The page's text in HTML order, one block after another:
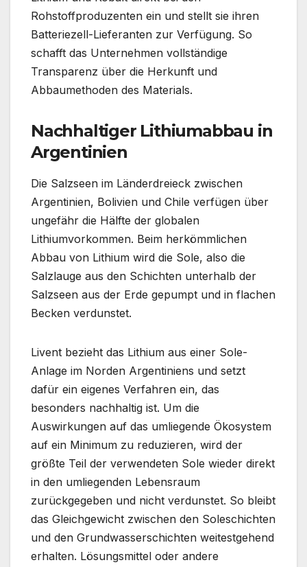
Rohstoffproduzenten ein und stellt sie ihren
Batteriezell-Lieferanten zur Verfügung. So
schafft das Unternehmen vollständige
Transparenz über die Herkunft und
Abbaumethoden des Materials.
Nachhaltiger Lithiumabbau in
Argentinien
Die Salzseen im Länderdreieck zwischen
Argentinien, Bolivien und Chile verfügen über
ungefähr die Hälfte der globalen
Lithiumvorkommen. Beim herkömmlichen
Abbau von Lithium wird die Sole, also die
Salzlauge aus den Schichten unterhalb der
Salzseen aus der Erde gepumpt und in flachen
Becken verdunstet.
Livent bezieht das Lithium aus einer Sole-
Anlage im Norden Argentiniens und setzt
dafür ein eigenes Verfahren ein, das
besonders nachhaltig ist. Um die
Auswirkungen auf das umliegende Ökosystem
auf ein Minimum zu reduzieren, wird der
größte Teil der verwendeten Sole wieder direkt
in den umliegenden Lebensraum
zurückgegeben und nicht verdunstet. So bleibt
das Gleichgewicht zwischen den Soleschichten
und den Grundwasserschichten weitestgehend
erhalten. Lösungsmittel oder andere